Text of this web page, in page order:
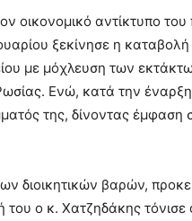
οικονομικό αντίκτυπο
ξεκίνησε η
με μόχλευση των
Ενώ, κατά την
της, δίνοντας έμφαση
διοικητικών βαρών,
ο κ. Χατζηδάκης τόνισε